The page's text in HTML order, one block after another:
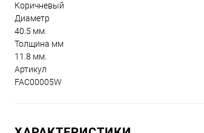
Коричневый
Диаметр
40.5 мм.
Толщина мм
11.8 мм.
Артикул
FAC00005W